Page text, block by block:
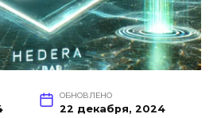
ОБНОВЛЕНО
22 декабря, 2024